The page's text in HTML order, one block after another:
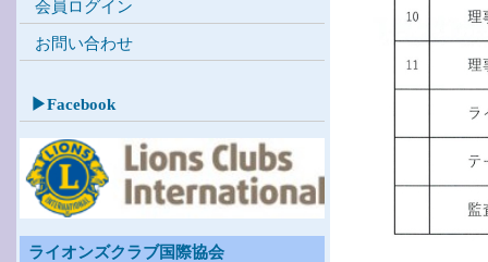
会員ログイン
お問い合わせ
▶Facebook
ライオンズクラブ国際協会